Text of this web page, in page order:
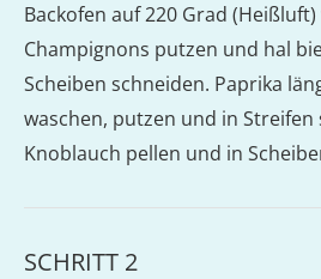
Backofen auf 220 Grad
Champignons putzen und hal
Scheiben schneiden. Paprika
waschen, putzen und in Streifen
Knoblauch pellen und in
SCHRITT 2